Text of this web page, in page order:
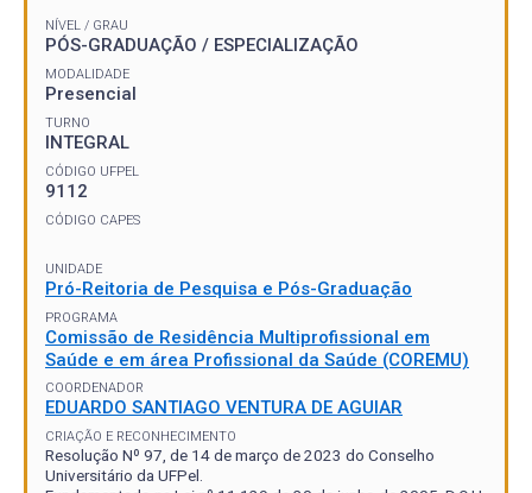
NÍVEL / GRAU
PÓS-GRADUAÇÃO / ESPECIALIZAÇÃO
MODALIDADE
Presencial
TURNO
INTEGRAL
CÓDIGO UFPEL
9112
CÓDIGO CAPES
UNIDADE
Pró-Reitoria de Pesquisa e Pós-Graduação
PROGRAMA
Comissão de Residência Multiprofissional em
Saúde e em área Profissional da Saúde (COREMU)
COORDENADOR
EDUARDO SANTIAGO VENTURA DE AGUIAR
CRIAÇÃO E RECONHECIMENTO
Resolução Nº 97, de 14 de março de 2023 do Conselho
Universitário da UFPel.